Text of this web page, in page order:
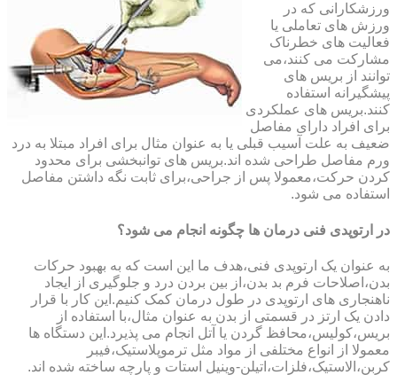
ورزشکارانی که در
ورزش های تعاملی یا
فعالیت های خطرناک
مشارکت می کنند،می
توانند از بریس های
پیشگیرانه استفاده
کنند.بریس های عملکردی
برای افراد دارای مفاصل
ضعیف به علت آسیب قبلی یا به عنوان مثال برای افراد مبتلا به درد
ورم مفاصل طراحی شده اند.بریس های توانبخشی برای محدود
کردن حرکت،معمولا پس از جراحی،برای ثابت نگه داشتن مفاصل
استفاده می شود.
در ارتوپدی فنی درمان ها چگونه انجام می شود؟
به عنوان یک ارتوپدی فنی،هدف ما این است که به بهبود حرکات
بدن،اصلاحات فرم بد بدن،از بین بردن درد و جلوگیری از ایجاد
ناهنجاری های ارتوپدی در طول درمان کمک کنیم.این کار با قرار
دادن یک ارتز در قسمتی از بدن به عنوان مثال،با استفاده از
بریس،کولیس،محافظ گردن یا آتل انجام می پذیرد.این دستگاه ها
معمولا از انواع مختلفی از مواد مثل ترموپلاستیک،فیبر
کربن،الاستیک،فلزات،اتیلن-وینیل استات و پارچه ساخته شده اند.